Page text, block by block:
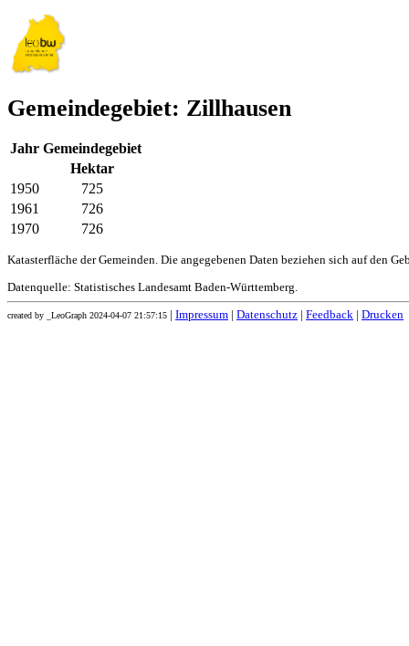
Gemeindegebiet: Zillhausen
Jahr Gemeindegebiet
Hektar
1950
725
1961
726
1970
726
Katasterfläche der Gemeinden. Die angegebenen Daten beziehen sich auf den
Datenquelle: Statistisches Landesamt Baden-Württemberg.
created by _LeoGraph 2024-04-07 21:57:15 Impressum Datenschutz Feedback Drucken